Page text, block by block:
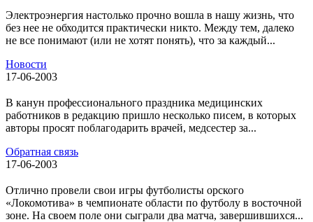
Электроэнергия настолько прочно вошла в нашу жизнь, что
без нее не обходится практически никто. Между тем, далеко
не все понимают (или не хотят понять), что за каждый...
Новости
17-06-2003
В канун профессионального праздника медицинских
работников в редакцию пришло несколько писем, в которых
авторы просят поблагодарить врачей, медсестер за...
Обратная связь
17-06-2003
Отлично провели свои игры футболисты орского
«Локомотива» в чемпионате области по футболу в восточной
зоне. На своем поле они сыграли два матча, завершившихся...